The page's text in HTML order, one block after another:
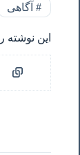
#آگاهی
این نوشته